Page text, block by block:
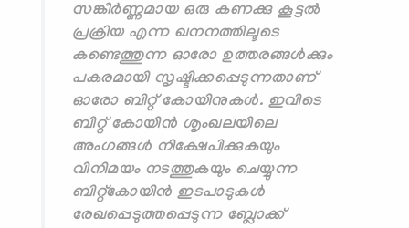
സങ്കീര്‍ണ്ണമായ ഒരു കണക്കു കൂട്ടല്‍
പ്രക്രിയ എന്ന ഖനനത്തിലൂടെ
കണ്ടെത്തുന്ന ഓരോ ഉത്തരങ്ങൾക്കും
പകരമായി സൃഷ്ടിക്കപ്പെടുന്നതാണ്
ഓരോ ബിറ്റ് കോയിനുകള്‍. ഇവിടെ
ബിറ്റ് കോയിന്‍ ശൃംഖലയിലെ
അംഗങ്ങള്‍ നിക്ഷേപിക്കുകയും
വിനിമയം നടത്തുകയും ചെയ്യുന്ന
ബിറ്റ്കോയിന്‍ ഇടപാടുകള്‍
രേഖപ്പെടുത്തപ്പെടുന്ന ബ്ലോക്ക്